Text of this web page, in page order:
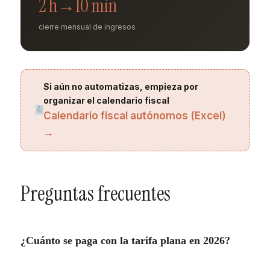
2 h→10 min
cierre mensual de ingresos
Si aún no automatizas, empieza por
organizar el calendario fiscal
Calendario fiscal autónomos (Excel)
→
Preguntas frecuentes
¿Cuánto se paga con la tarifa plana en 2026?